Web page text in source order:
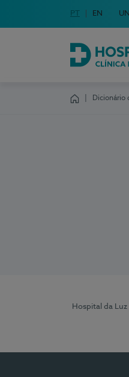
Escolha o seu
Idioma em
PT English
EN
Hospital da
Dicionário
Hospital da